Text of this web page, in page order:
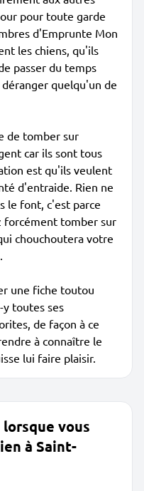
pour toute garde
d'Emprunte Mon
les chiens, qu'ils
passer du temps
quelqu'un de
de tomber sur
car ils sont tous
est qu'ils veulent
d'entraide. Rien ne
le font, c'est parce
forcément tomber sur
chouchoutera votre
une fiche toutou
y toutes ses
de façon à ce
à connaître le
lui faire plaisir.
vous
à Saint-